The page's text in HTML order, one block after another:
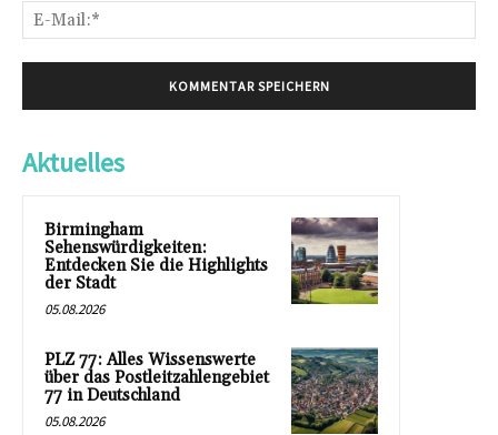
Aktuelles
Birmingham
Sehenswürdigkeiten:
Entdecken Sie die Highlights
der Stadt
05.08.2026
PLZ 77: Alles Wissenswerte
über das Postleitzahlengebiet
77 in Deutschland
05.08.2026